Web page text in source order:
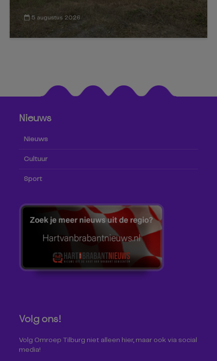
5 augustus 2026
Nieuws
Nieuws
Cultuur
Sport
Volg ons!
Volg Omroep Tilburg niet alleen hier, maar ook via social
media!